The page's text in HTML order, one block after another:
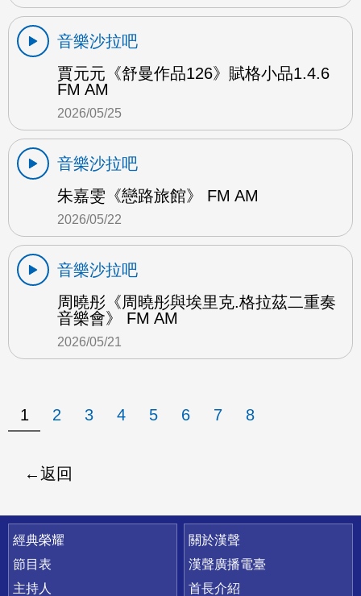
音樂沙拉吧
賈元元《舒曼作品126》賦格小品1.4.6
FM AM
2026/05/25
音樂沙拉吧
朱嘉雯《戀路旅館》 FM AM
2026/05/22
音樂沙拉吧
周曉彤《周曉彤與埃里克.格拉茲二重奏
音樂會》 FM AM
2026/05/21
1 2 3 4 5 6 7 8
返回
快速連結
經典榮耀
節目表
主持人
關於漢聲
漢聲廣播電臺
首長介紹